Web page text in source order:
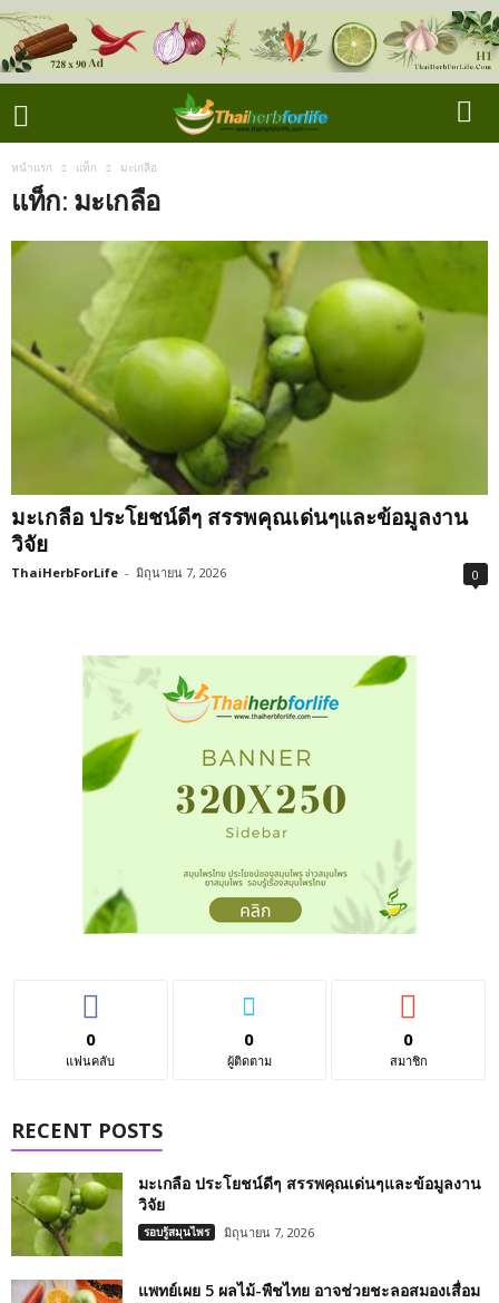
หน้าแรก แท็ก มะเกลือ
แท็ก: มะเกลือ
มะเกลือ ประโยชน์ดีๆ สรรพคุณเด่นๆและข้อมูลงาน
วิจัย
ThaiHerbForLife - มิถุนายน 7, 2026 0
0
แฟนคลับ
0
ผู้ติดตาม
0
สมาชิก
RECENT POSTS
มะเกลือ ประโยชน์ดีๆ สรรพคุณเด่นๆและข้อมูลงาน
วิจัย
รอบรู้สมุนไพร มิถุนายน 7, 2026
แพทย์เผย 5 ผลไม้-พืชไทย อาจช่วยชะลอสมองเสื่อม